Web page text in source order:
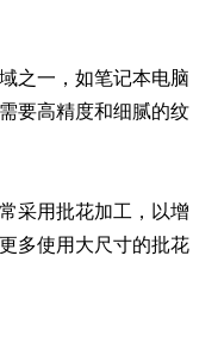
之一，如笔记本电脑
要高精度和细腻的纹
采用批花加工，以增
多使用大尺寸的批花